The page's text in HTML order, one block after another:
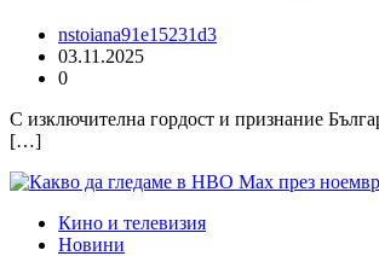
nstoiana91e15231d3
03.11.2025
0
С изключителна гордост и признание
[…]
Кино и телевизия
Новини